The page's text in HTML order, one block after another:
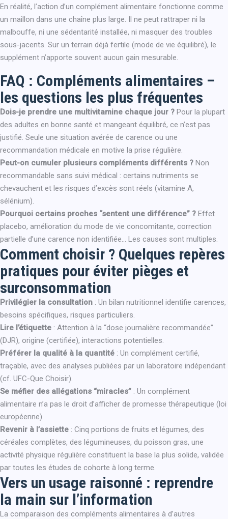
En réalité, l’action d’un complément alimentaire fonctionne comme
un maillon dans une chaîne plus large. Il ne peut rattraper ni la
malbouffe, ni une sédentarité installée, ni masquer des troubles
sous-jacents. Sur un terrain déjà fertile (mode de vie équilibré), le
supplément n’apporte souvent aucun gain mesurable.
FAQ : Compléments alimentaires –
les questions les plus fréquentes
Dois-je prendre une multivitamine chaque jour ? Pour la plupart
des adultes en bonne santé et mangeant équilibré, ce n’est pas
justifié. Seule une situation avérée de carence ou une
recommandation médicale en motive la prise régulière.
Peut-on cumuler plusieurs compléments différents ? Non
recommandable sans suivi médical : certains nutriments se
chevauchent et les risques d’excès sont réels (vitamine A,
sélénium).
Pourquoi certains proches “sentent une différence” ? Effet
placebo, amélioration du mode de vie concomitante, correction
partielle d’une carence non identifiée… Les causes sont multiples.
Comment choisir ? Quelques repères
pratiques pour éviter pièges et
surconsommation
Privilégier la consultation : Un bilan nutritionnel identifie carences,
besoins spécifiques, risques particuliers.
Lire l’étiquette : Attention à la “dose journalière recommandée”
(DJR), origine (certifiée), interactions potentielles.
Préférer la qualité à la quantité : Un complément certifié,
traçable, avec des analyses publiées par un laboratoire indépendant
(cf. UFC-Que Choisir).
Se méfier des allégations “miracles” : Un complément
alimentaire n’a pas le droit d’afficher de promesse thérapeutique (loi
européenne).
Revenir à l’assiette : Cinq portions de fruits et légumes, des
céréales complètes, des légumineuses, du poisson gras, une
activité physique régulière constituent la base la plus solide, validée
par toutes les études de cohorte à long terme.
Vers un usage raisonné : reprendre
la main sur l’information
La comparaison des compléments alimentaires à d’autres